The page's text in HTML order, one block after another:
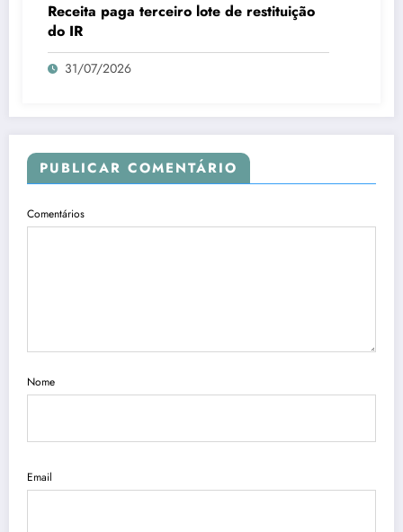
Receita paga terceiro lote de restituição
do IR
31/07/2026
PUBLICAR COMENTÁRIO
Comentários
Nome
Email